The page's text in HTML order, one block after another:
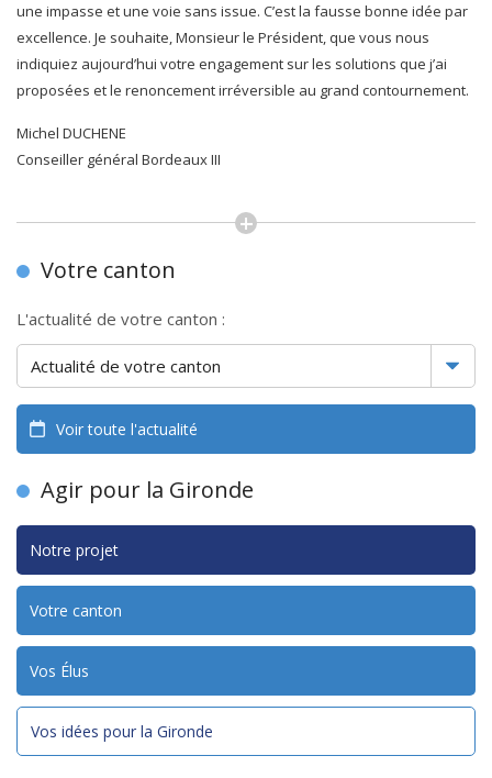
une impasse et une voie sans issue. C’est la fausse bonne idée par
excellence. Je souhaite, Monsieur le Président, que vous nous
indiquiez aujourd’hui votre engagement sur les solutions que j’ai
proposées et le renoncement irréversible au grand contournement.
Michel DUCHENE
Conseiller général Bordeaux III
Votre canton
L'actualité de votre canton :
Voir toute l'actualité
Agir pour la Gironde
Notre projet
Votre canton
Vos Élus
Vos idées pour la Gironde